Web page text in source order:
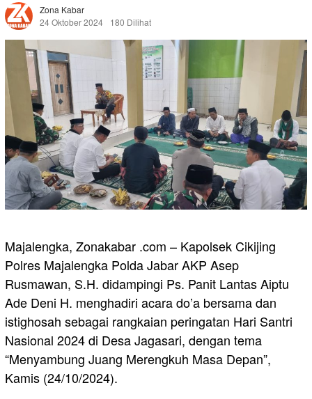
Zona Kabar
24 Oktober 2024
180 Dilihat
Majalengka, Zonakabar .com – Kapolsek Cikijing
Polres Majalengka Polda Jabar AKP Asep
Rusmawan, S.H. didampingi Ps. Panit Lantas Aiptu
Ade Deni H. menghadiri acara do’a bersama dan
istighosah sebagai rangkaian peringatan Hari Santri
Nasional 2024 di Desa Jagasari, dengan tema
“Menyambung Juang Merengkuh Masa Depan”,
Kamis (24/10/2024).